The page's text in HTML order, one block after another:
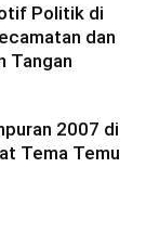
Politik di
dan
Tangan
2007 di
Tema Temu